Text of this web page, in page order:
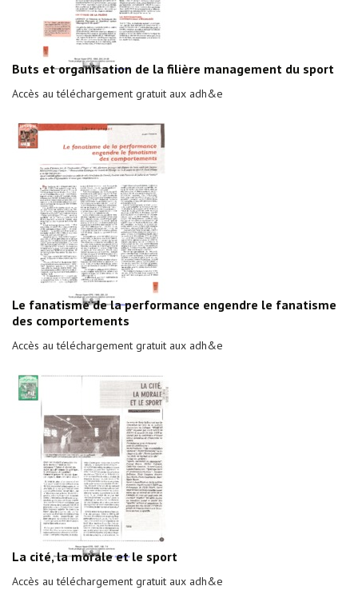
Buts et organisation de la filière management du sport
Accès au téléchargement gratuit aux adh&e
Le fanatisme de la performance engendre le fanatisme
des comportements
Accès au téléchargement gratuit aux adh&e
La cité, la morale et le sport
Accès au téléchargement gratuit aux adh&e